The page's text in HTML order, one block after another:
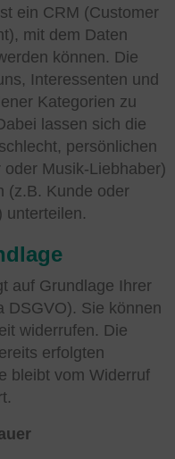
ein CRM (Customer
mit dem Daten
können. Die
Interessenten und
Kategorien zu
lassen sich die
persönlichen
Musik-Liebhaber)
(z.B. Kunde oder
unterteilen.
auf Grundlage Ihrer
DSGVO). Sie können
widerrufen. Die
erfolgten
bleibt vom Widerruf